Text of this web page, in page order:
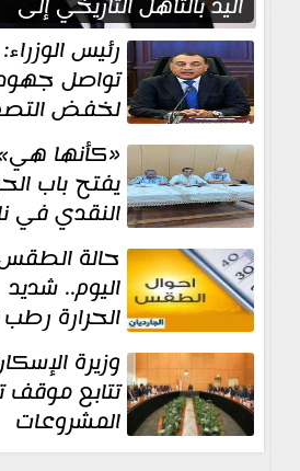
نصف نهائي كأس العالم
رئيس
تواصل
لخفض
والحفاظ على
الاستقرار الإقليمي«كأنها
يفتح باب
النقدي في
أدب مصر
حالة
اليوم.. شديد
الحرارة رطب
مائل
ليلا.. و... وزيرة
تتابع موقف
المشروعات
والخطة